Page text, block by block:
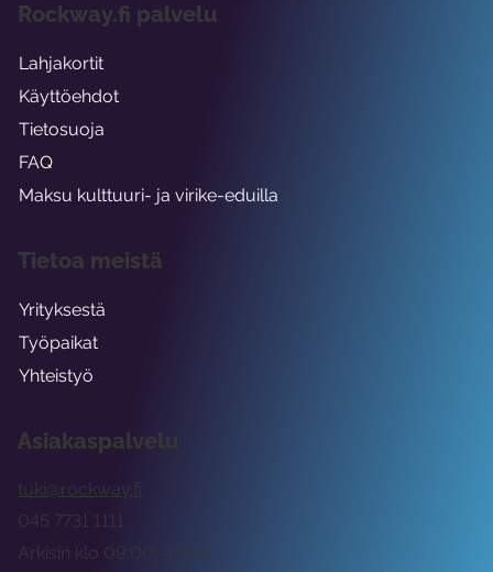
Asiakaspalvelu
tuki@rockway.fi
Arkisin klo 09:00 -15:00
045 7731 1111
Rockway.fi palvelu
Lahjakortit
Käyttöehdot
Tietosuoja
FAQ
Maksu kulttuuri- ja virike-eduilla
Tietoa meistä
Yrityksestä
Työpaikat
Yhteistyö